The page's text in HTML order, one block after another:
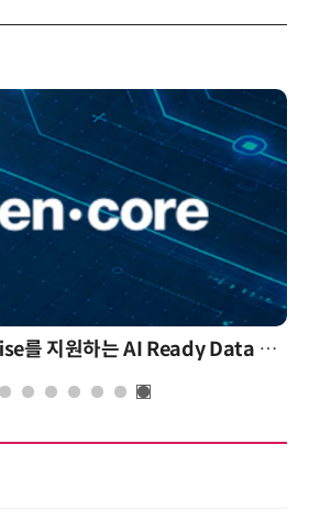
AI Native Enterprise를 지원하는 AI Ready Data 플랫폼 활용 전략